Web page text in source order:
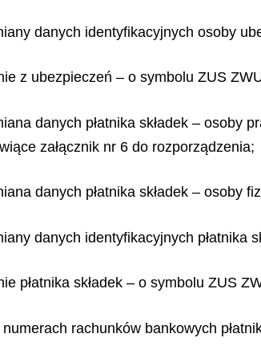
danych identyfikacyjnych osoby
z ubezpieczeń – o symbolu ZUS
danych płatnika składek –
załącznik nr 6 do rozporządzenia;
danych płatnika składek – osoby
danych identyfikacyjnych płatnika
płatnika składek – o symbolu ZUS
rachunków bankowych